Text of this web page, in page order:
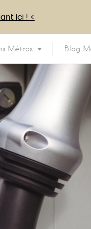
Métros Blog
ici ! <